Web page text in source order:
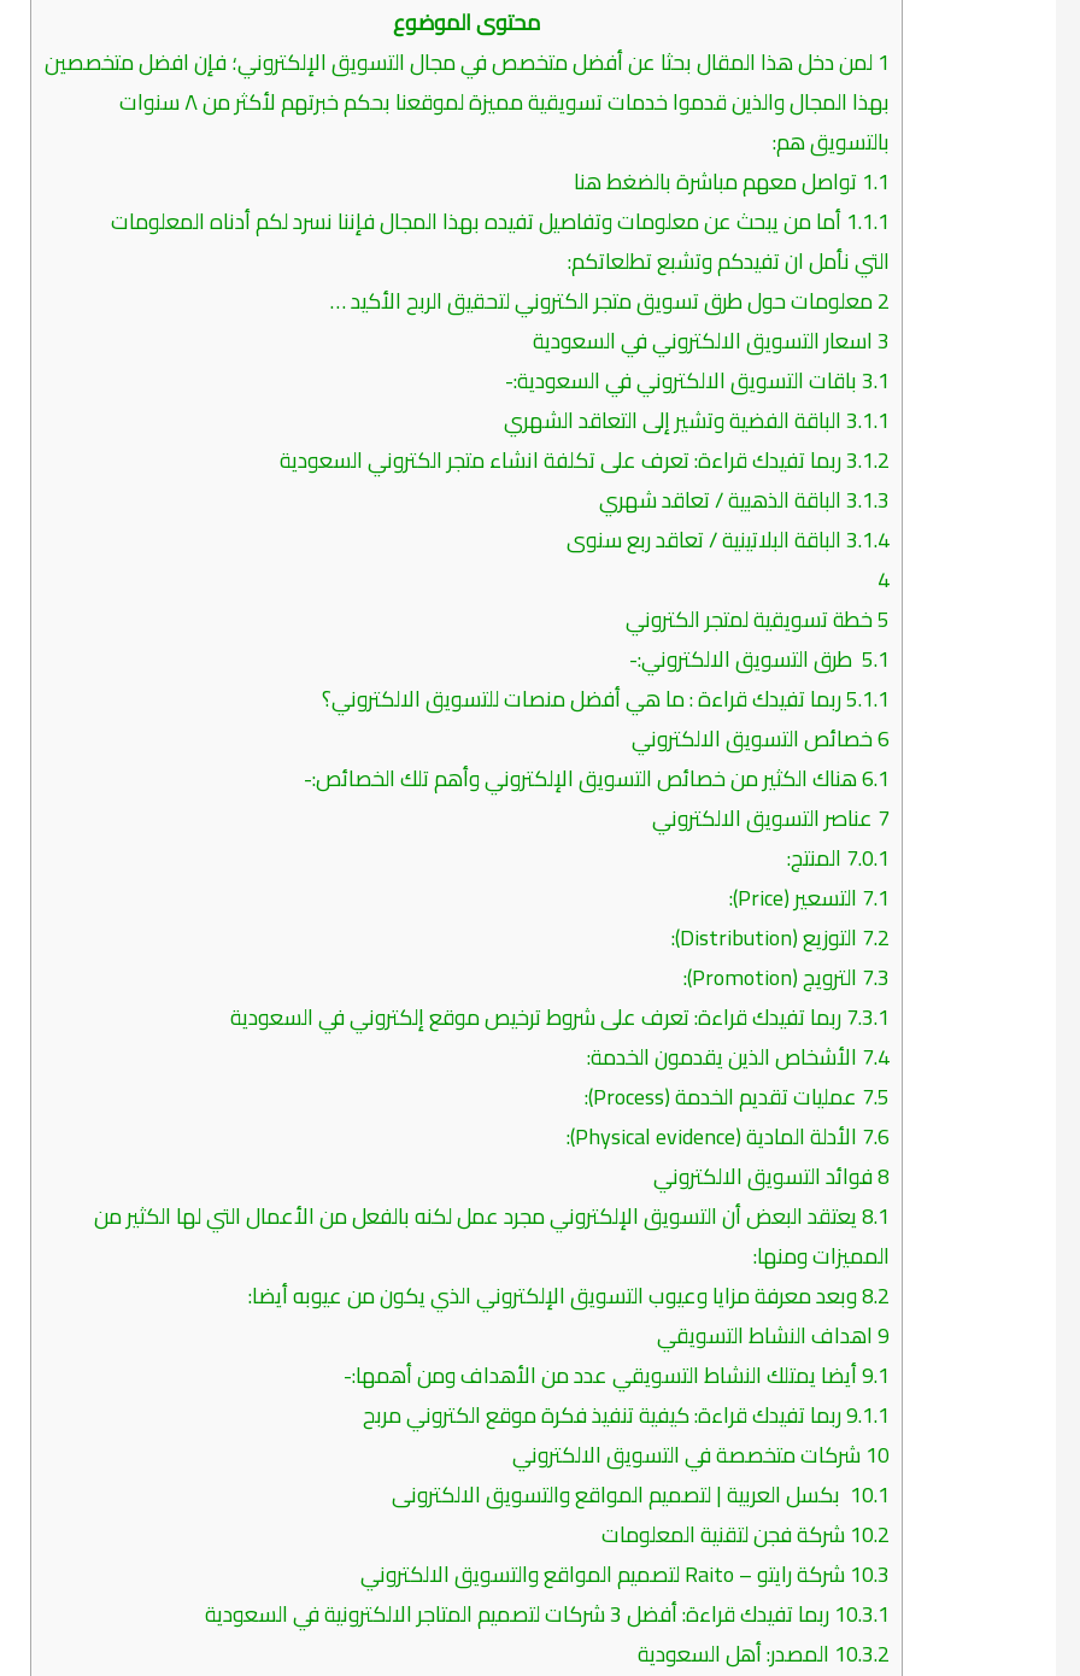
محتوى الموضوع
1لمن دخل هذا المقال بحثا عن أفضل متخصص في مجال التسويق الإلكتروني؛ فإن افضل متخصصين
بهذا المجال والذين قدموا خدمات تسويقية مميزة لموقعنا بحكم خبرتهم لأكثر من ٨ سنوات
بالتسويق هم:
1.1تواصل معهم مباشرة بالضغط هنا
1.1.1أما من يبحث عن معلومات وتفاصيل تفيده بهذا المجال فإننا نسرد لكم أدناه المعلومات
التي نأمل ان تفيدكم وتشبع تطلعاتكم:
2معلومات حول طرق تسويق متجر الكتروني لتحقيق الربح الأكيد …
3اسعار التسويق الالكتروني في السعودية
3.1باقات التسويق الالكتروني في السعودية:-
3.1.1الباقة الفضية وتشير إلى التعاقد الشهري
3.1.2ربما تفيدك قراءة: تعرف على تكلفة انشاء متجر الكتروني السعودية
3.1.3الباقة الذهبية / تعاقد شهري
3.1.4الباقة البلاتينية / تعاقد ربع سنوى
4
5خطة تسويقية لمتجر الكتروني
5.1طرق التسويق الالكتروني:-
5.1.1ربما تفيدك قراءة : ما هي أفضل منصات للتسويق الالكتروني؟
6خصائص التسويق الالكتروني
6.1هناك الكثير من خصائص التسويق الإلكتروني وأهم تلك الخصائص:-
7 عناصر التسويق الالكتروني
7.0.1المنتج:
7.1التسعير (Price):
7.2التوزيع (Distribution):
7.3الترويج (Promotion):
7.3.1ربما تفيدك قراءة: تعرف على شروط ترخيص موقع إلكتروني في السعودية
7.4الأشخاص الذين يقدمون الخدمة:
7.5 عمليات تقديم الخدمة (Process):
7.6الأدلة المادية (Physical evidence):
8فوائد التسويق الالكتروني
8.1يعتقد البعض أن التسويق الإلكتروني مجرد عمل لكنه بالفعل من الأعمال التي لها الكثير من
المميزات ومنها:
8.2وبعد معرفة مزايا وعيوب التسويق الإلكتروني الذي يكون من عيوبه أيضا:
9اهداف النشاط التسويقي
9.1أيضا يمتلك النشاط التسويقي عدد من الأهداف ومن أهمها:-
9.1.1ربما تفيدك قراءة: كيفية تنفيذ فكرة موقع الكتروني مربح
10شركات متخصصة في التسويق الالكتروني
10.1 بكسل العربية | لتصميم المواقع والتسويق الالكترونى
10.2شركة فجن لتقنية المعلومات
10.3شركة رايتو – Raito لتصميم المواقع والتسويق الالكتروني
10.3.1ربما تفيدك قراءة: أفضل 3 شركات لتصميم المتاجر الالكترونية في السعودية
10.3.2 المصدر: أهل السعودية